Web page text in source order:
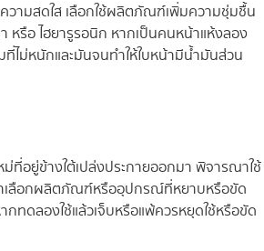
ามสดใส เลือกใช้ผลิตภัณฑ์เพิ่มความชุ่มชื้น
หรือ ไฮยารูรอนิก หากเป็นคนหน้าแห้งลอง
ไม่หนักและมันจนทำให้ใบหน้ามีน้ำมันส่วน
ม่ที่อยู่ข้างใต้เปล่งประกายออกมา พิจารณาใช้
เลือกผลิตภัณฑ์หรืออุปกรณ์ที่หยาบหรือขัด
กทดลองใช้แล้วเจ็บหรือแพ้ควรหยุดใช้หรือขัด